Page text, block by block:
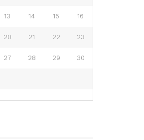
13 14 15 16
20 21 22 23
27 28 29 30